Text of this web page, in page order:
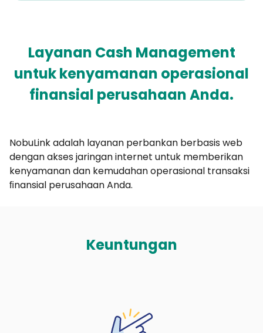
Layanan Cash Management
untuk kenyamanan operasional
finansial perusahaan Anda.
NobuLink adalah layanan perbankan berbasis web
dengan akses jaringan internet untuk memberikan
kenyamanan dan kemudahan operasional transaksi
ﬁnansial perusahaan Anda.
Keuntungan